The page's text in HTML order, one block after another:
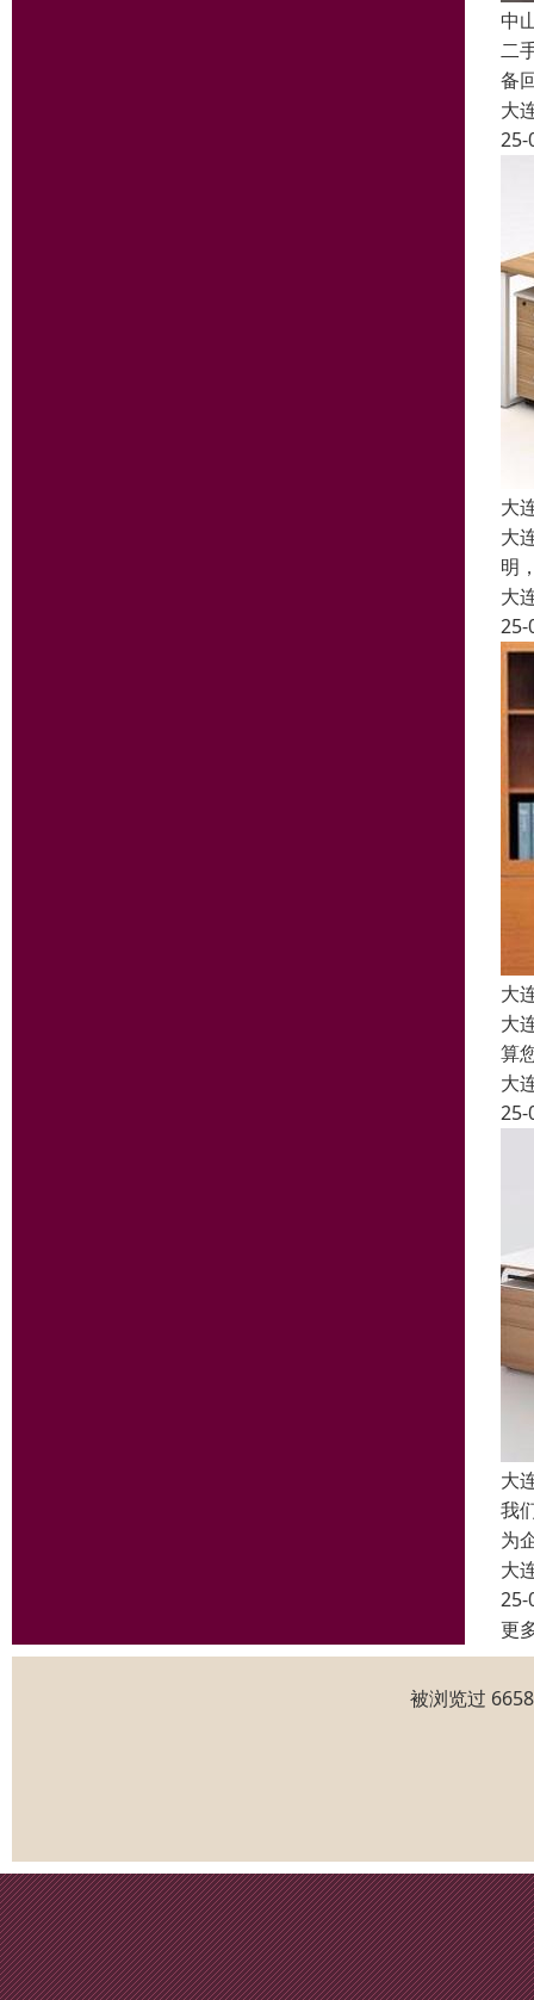
中
二
备
大
25-
大
大
明
大
25-
大
大
算
大
25-
大
我
为
大
25-
更
被浏览过